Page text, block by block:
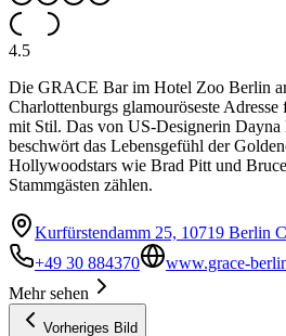
4.5
Die GRACE Bar im Hotel Zoo Berlin
Charlottenburgs glamouröseste
mit Stil. Das von US-Designerin Dayna
beschwört das Lebensgefühl der
Hollywoodstars wie Brad Pitt und
Stammgästen zählen.
Kurfürstendamm 25, 10719 Berlin
+49 30 884370
www.grace-
Mehr sehen
Vorheriges Bild